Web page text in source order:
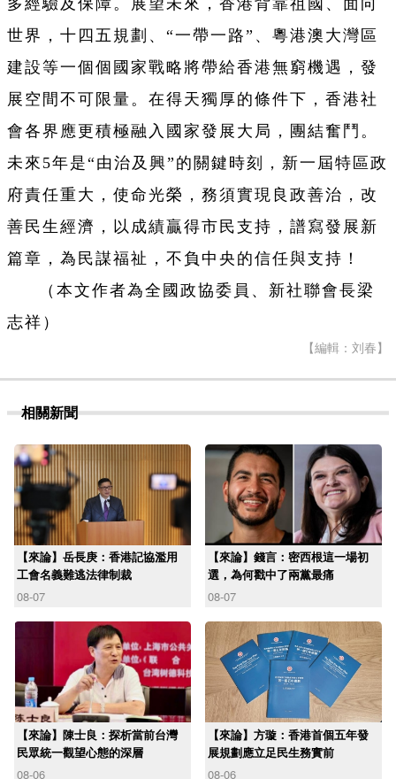
世界，十四五規劃、“一帶一路”、粵港澳大灣區
建設等一個個國家戰略將帶給香港無窮機遇，發
展空間不可限量。在得天獨厚的條件下，香港社
會各界應更積極融入國家發展大局，團結奮鬥。
未來5年是“由治及興”的關鍵時刻，新一屆特區政
府責任重大，使命光榮，務須實現良政善治，改
善民生經濟，以成績贏得市民支持，譜寫發展新
篇章，為民謀福祉，不負中央的信任與支持！
（本文作者為全國政協委員、新社聯會長梁
志祥）
【編輯：刘春】
相關新聞
【來論】岳長庚：香港記協濫用
工會名義難逃法律制裁
08-07
【來論】錢言：密西根這一場初
選，為何戳中了兩黨最痛
08-07
【來論】陳士良：探析當前台灣
民眾統一觀望心態的深層
08-06
【來論】方璇：香港首個五年發
展規劃應立足民生務實前
08-06